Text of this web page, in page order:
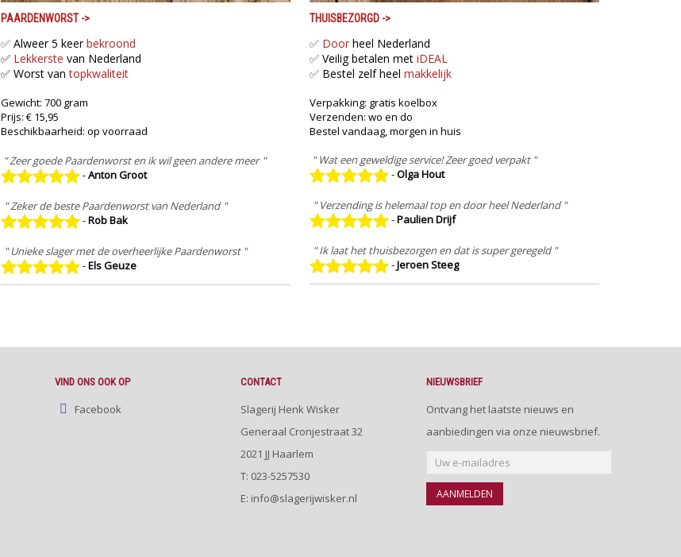
PAARDENWORST->
✅Alweer 5 keerbekroond
✅ Lekkerstevan Nederland
✅ Worst vantopkwaliteit
Gewicht: 700 gram
Prijs: € 15,95
Beschikbaarheid: op voorraad
" Zeer goede Paardenworst en ik wil geen andere meer "
-Anton Groot
" Zeker de beste Paardenworst van Nederland "
-Rob Bak
" Unieke slager met de overheerlijke Paardenworst "
-Els Geuze
THUISBEZORGD->
✅ Door heel Nederland
✅Veilig betalen met iDEAL
✅ Bestel zelf heel makkelijk
Verpakking: gratis koelbox
Verzenden: wo en do
Bestel vandaag, morgen in huis
" Wat een geweldige service! Zeer goed verpakt "
-Olga Hout
" Verzending is helemaal top en door heel Nederland "
-Paulien Drijf
" Ik laat het thuisbezorgen en dat is super geregeld "
-Jeroen Steeg
VIND ONS OOK OP
Facebook
CONTACT
Slagerij Henk Wisker
Generaal Cronjestraat 32
2021 JJ Haarlem
T: 023-5257530
E: info@slagerijwisker.nl
NIEUWSBRIEF
Ontvang het laatste nieuws en
aanbiedingen via onze nieuwsbrief.
AANMELDEN